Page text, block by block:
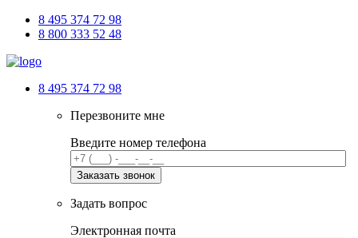
8 495 374 72 98
8 800 333 52 48
8 495 374 72 98
Перезвоните мне
Введите номер телефона
Задать вопрос
Электронная почта